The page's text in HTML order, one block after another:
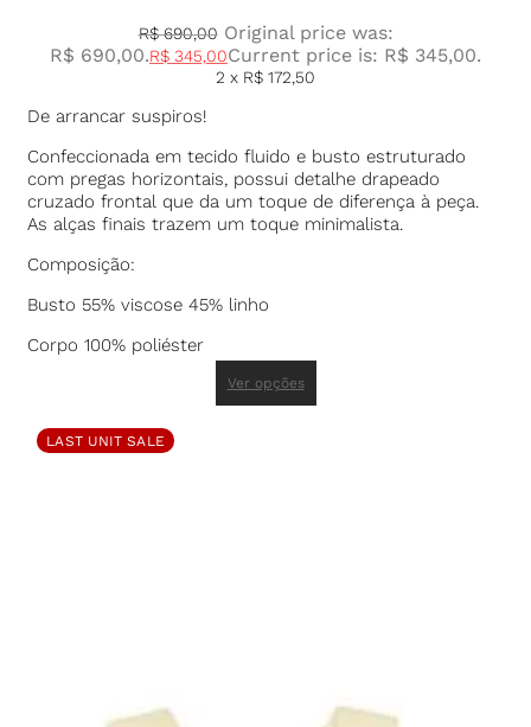
R$690,00 Original price was:
R$ 690,00.R$ 345,00Current price is: R$ 345,00.
2 x R$ 172,50
De arrancar suspiros!
Confeccionada em tecido fluido e busto estruturado
com pregas horizontais, possui detalhe drapeado
cruzado frontal que da um toque de diferença à peça.
As alças finais trazem um toque minimalista.
Composição:
Busto 55% viscose 45% linho
Corpo 100% poliéster
Ver opções
LAST UNIT SALE